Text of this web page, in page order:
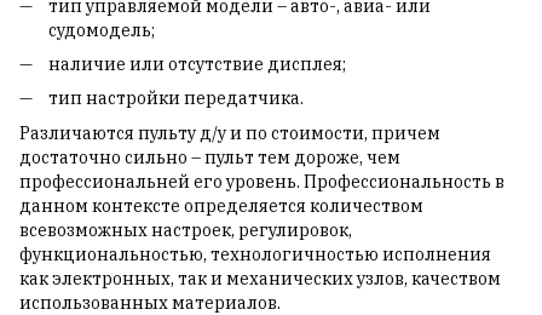
тип управляемой модели – авто-, авиа- или
судомодель;
наличие или отсутствие дисплея;
тип настройки передатчика.
Различаются пульту д/у и по стоимости, причем
достаточно сильно – пульт тем дороже, чем
профессиональней его уровень. Профессиональность в
данном контексте определяется количеством
всевозможных настроек, регулировок,
функциональностью, технологичностью исполнения
как электронных, так и механических узлов, качеством
использованных материалов.